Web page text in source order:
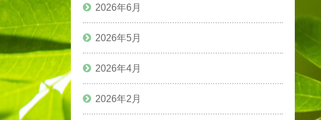
2026年6月
2026年5月
2026年4月
2026年2月